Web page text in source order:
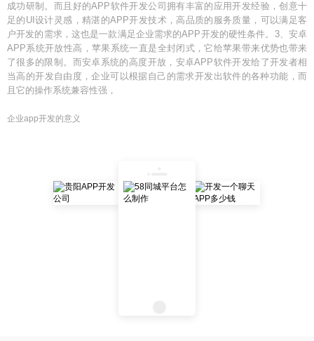
成功研制。而且好的APP软件开发公司拥有丰富的应用开发经验，创意十
足的UI设计灵感，精湛的APP开发技术，高品质的服务质量，可以满足客
户开发的需求，这也是一款满足企业需求的APP开发的硬性条件。3、安卓
APP系统开放性高，苹果系统一直是全封闭式，它给苹果带来优势也带来
了很多的限制。而安卓系统的高度开放，安卓APP软件开发给了开发者相
当高的开发自由度，企业可以根据自己的需求开发出软件的各种功能，而
且它的操作系统兼容性强，
企业app开发的意义